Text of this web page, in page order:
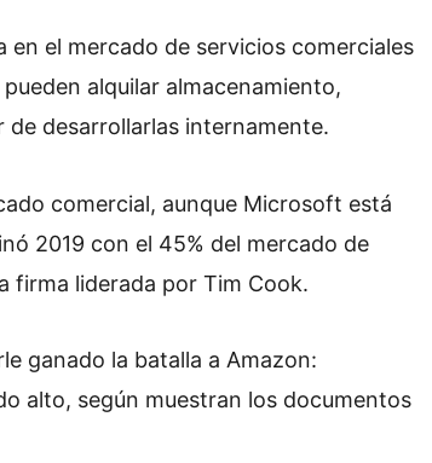
en el mercado de servicios comerciales
alquilar almacenamiento,
desarrollarlas internamente.
comercial, aunque Microsoft está
2019 con el 45% del mercado de
firma liderada por Tim Cook.
ganado la batalla a Amazon:
alto, según muestran los documentos